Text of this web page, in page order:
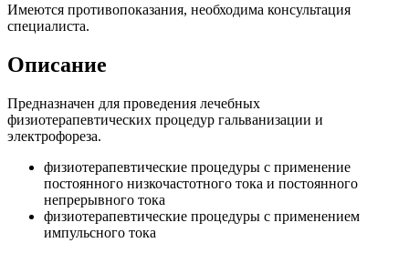
Имеются противопоказания, необходима консультация
специалиста.
Описание
Предназначен для проведения лечебных
физиотерапевтических процедур гальванизации и
электрофореза.
физиотерапевтические процедуры с применение
постоянного низкочастотного тока и постоянного
непрерывного тока
физиотерапевтические процедуры с применением
импульсного тока